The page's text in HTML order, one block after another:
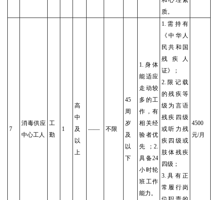
质。
7
消毒供应
中心工人
工
勤
1
高
中
及
以
上
—— 不限
45
周
岁
及
以
下
1.身体
能适应
走动较
多的工
作，有
相关经
验者优
先；2.
具备24
小时轮
班工作
能力。
1.需持有
《中华人
民共和国
残疾人
证》；
2.限记载
的残疾等
级为言语
残疾四级
或听力残
疾四级或
肢体残疾
四级；
3.具有正
常履行岗
4500
元/月